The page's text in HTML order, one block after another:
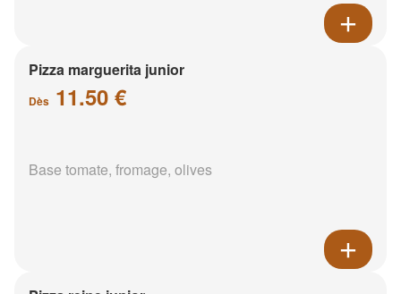
Pizza marguerita junior
Dès 11.50 €
Base tomate, fromage, olives